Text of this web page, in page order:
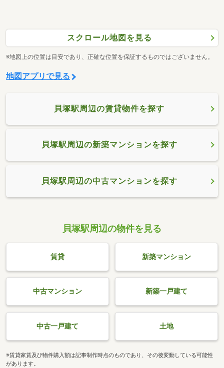
スクロール地図を見る
※地図上の位置は目安であり、正確な位置を保証するものではございません。
地図アプリで見る
貝塚駅周辺の賃貸物件を探す
貝塚駅周辺の新築マンションを探す
貝塚駅周辺の中古マンションを探す
貝塚駅周辺の物件を見る
賃貸 新築マンション
中古マンション 新築一戸建て
中古一戸建て 土地
※賃貸家賃及び物件購入額は記事制作時点のものであり、その後変動している可能性
があります。